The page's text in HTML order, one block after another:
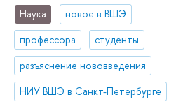
Наука
новое в ВШЭ
профессора
студенты
разъяснение нововведения
НИУ ВШЭ в Санкт-Петербурге